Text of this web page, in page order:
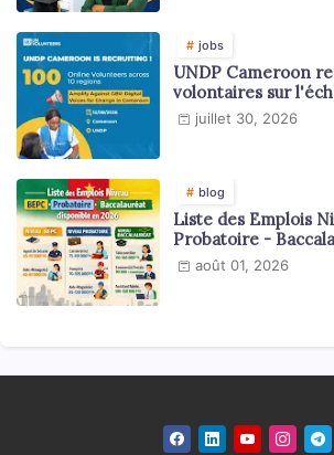
jobs
UNDP Cameroon
volontaires sur
national
juillet 30, 2026
blog
Liste des Emplois
Probatoire -
en 2026
août 01, 2026